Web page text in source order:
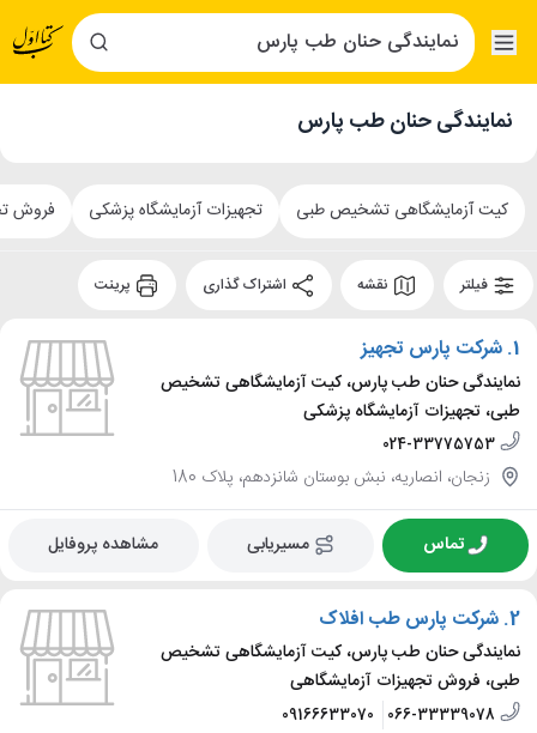
نمایندگی حنان طب پارس
کیت آزمایشگاهی تشخیص طبی تجهیزات آزمایشگاه پزشکی فروش
فیلتر نقشه
1. شرکت پارس تجهیز
نمایندگی حنان طب پارس، کیت آزمایشگاهی تشخیص
طبی، تجهیزات آزمایشگاه پزشکی
024-33775753
زنجان، انصاریه، نبش بوستان شانزدهم، پلاک 180
تماس مسیریابی مشاهده پروفایل
2. شرکت پارس طب افلاک
نمایندگی حنان طب پارس، کیت آزمایشگاهی تشخیص
طبی، فروش تجهیزات آزمایشگاهی
066-33339078
09166633070